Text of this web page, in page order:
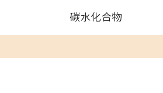
碳水化合物